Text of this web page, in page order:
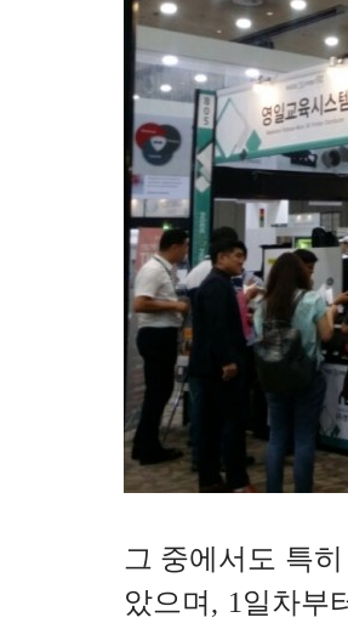
그 중에서도 특
았으며, 1일차부